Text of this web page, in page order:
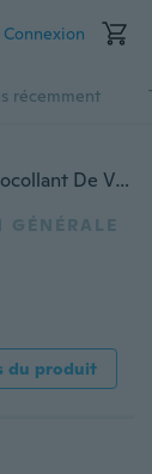
Connexion
récemment
2 PCS 3D Ghost Skull Head Auto Moto Autocollant De Voiture Emblème Stickers
GÉNÉRALE
du produit